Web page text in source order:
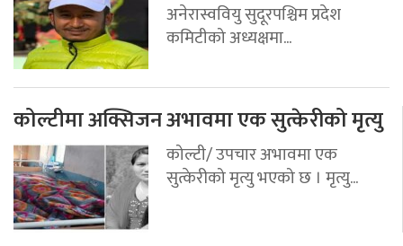
अनेरास्ववियु सुदूरपश्चिम प्रदेश
कमिटीको अध्यक्षमा...
कोल्टीमा अक्सिजन अभावमा एक सुत्केरीको मृत्यु
कोल्टी/ उपचार अभावमा एक
सुत्केरीको मृत्यु भएको छ । मृत्यु...